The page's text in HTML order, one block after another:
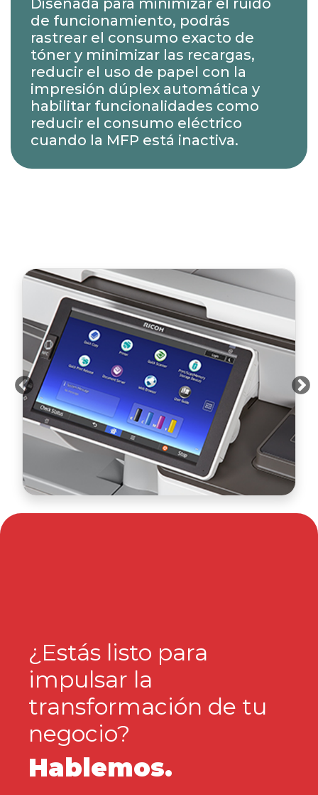
de funcionamiento, podrás
rastrear el consumo exacto de
tóner y minimizar las recargas,
reducir el uso de papel con la
impresión dúplex automática y
habilitar funcionalidades como
reducir el consumo eléctrico
cuando la MFP está inactiva.
¿Estás listo para
impulsar la
transformación de tu
negocio?
Hablemos.